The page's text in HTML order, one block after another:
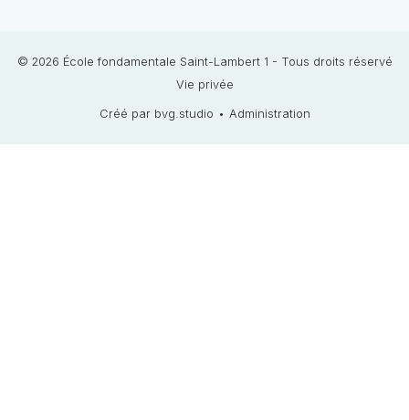
© 2026 École fondamentale Saint-Lambert 1 - Tous droits réservé
Vie privée
Créé par bvg.studio • Administration